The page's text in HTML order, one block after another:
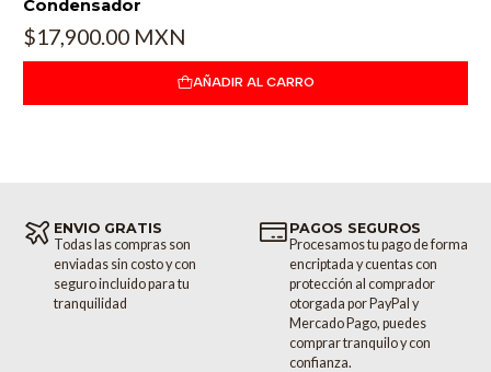
Condensador
$17,900.00 MXN
AÑADIR AL CARRO
ENVIO GRATIS
Todas las compras son
enviadas sin costo y con
seguro incluido para tu
tranquilidad
PAGOS SEGUROS
Procesamos tu pago de forma
encriptada y cuentas con
protección al comprador
otorgada por PayPal y
Mercado Pago, puedes
comprar tranquilo y con
confianza.